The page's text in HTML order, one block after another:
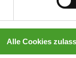
Alle Cookies